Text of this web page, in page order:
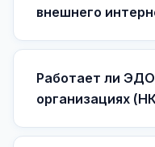
внешнего
Работает ли
организациях